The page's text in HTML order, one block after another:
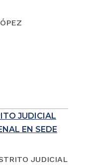
JUDICIAL
EN SEDE
JUDICIAL